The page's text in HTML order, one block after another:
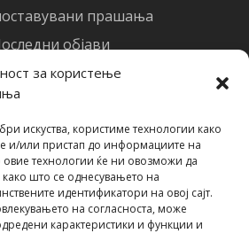
за користење
искуства, користиме технологии како
и/или пристап до информациите на
овие технологии ќе ни овозможи да
што се однесувањето на
идентификатори на овој сајт.
на согласноста, може
карактеристики и функции и
прашања
објави
Најнови вести
со инвестирање
се за новости